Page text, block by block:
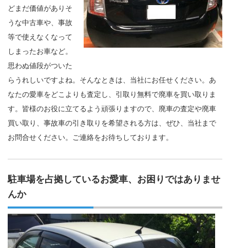
どまだ価値がありそ
うな中古車や、事故
等で使えなくなって
しまったお車など。
思わぬ値段がついた
らうれしいですよね。そんなときは、当社にお任せください。あ
なたの愛車をどこよりも査定し、引取り無料で廃車を買い取りま
す。皆様のお役に立てるよう頑張りますので、廃車の査定や廃車
買い取り、事故車の引き取りを希望される方は、ぜひ、当社まで
お問合せください。ご連絡をお待ちしております。
駐車場を占拠しているお愛車、お困りではありませ
んか